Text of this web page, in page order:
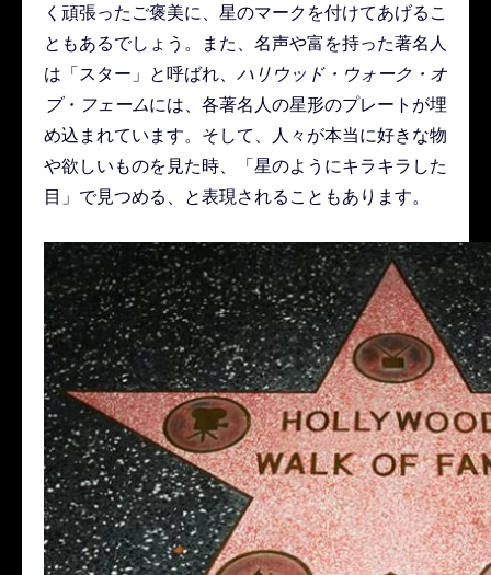
く頑張ったご褒美に、星のマークを付けてあげるこ
ともあるでしょう。また、名声や富を持った著名人
は「スター」と呼ばれ、 ハリウッド・ウォーク・オ
ブ・フェームには、各著名人の星形のプレートが埋
め込まれています。そして、人々が本当に好きな物
や欲しいものを見た時、「星のようにキラキラした
目」で見つめる、と表現されることもあります。